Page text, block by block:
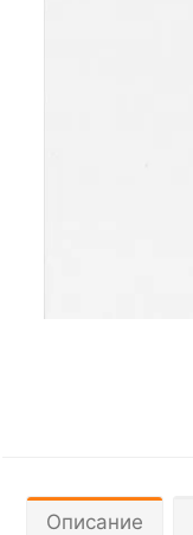
Описание